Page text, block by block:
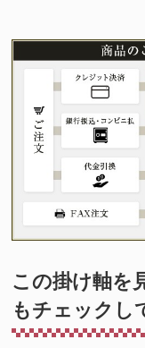
この掛け軸を
もチェックし